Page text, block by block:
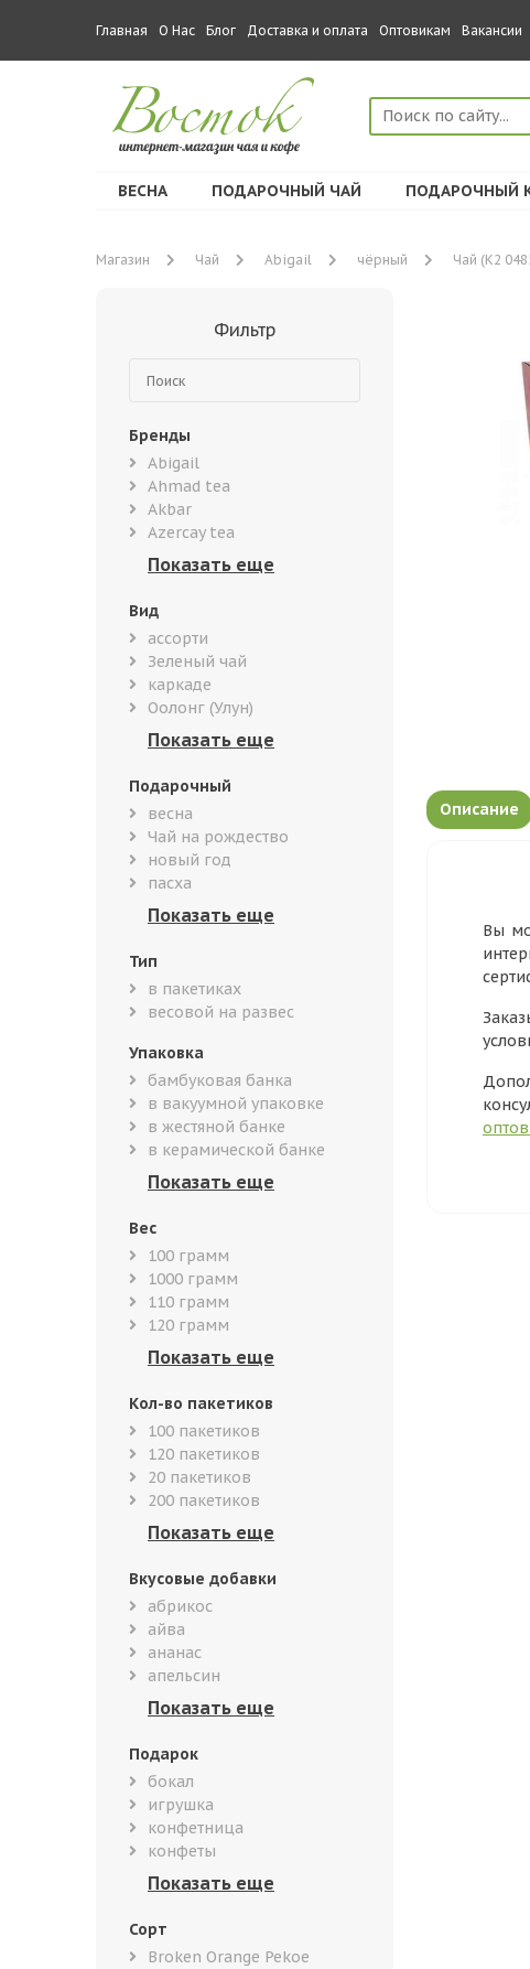
Главная О Нас Блог Доставка и оплата Оптовикам Вакансии
ВЕСНА ПОДАРОЧНЫЙ ЧАЙ ПОДАРОЧНЫЙ
Магазин Чай Abigail чёрный Чай (К2
Фильтр
Бренды
Abigail
Ahmad tea
Akbar
Azercay tea
Вид
ассорти
Зеленый чай
каркаде
Оолонг (Улун)
Подарочный
весна
Чай на рождество
новый год
пасха
Тип
в пакетиках
весовой на развес
Упаковка
бамбуковая банка
в вакуумной упаковке
в жестяной банке
в керамической банке
Вес
100 грамм
1000 грамм
110 грамм
120 грамм
Кол-во пакетиков
100 пакетиков
120 пакетиков
20 пакетиков
200 пакетиков
Вкусовые добавки
абрикос
айва
ананас
апельсин
Подарок
бокал
игрушка
конфетница
конфеты
Сорт
Broken Orange Pekoe
Описание
Вы